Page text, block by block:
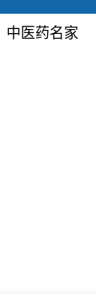
中医药名家